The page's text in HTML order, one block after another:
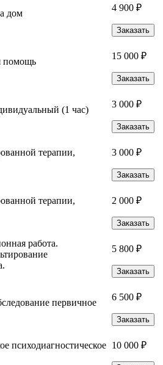
дом
4 900 ₽
Заказать
помощь
15 000 ₽
Заказать
(1 час)
3 000 ₽
Заказать
терапии,
3 000 ₽
Заказать
терапии,
2 000 ₽
Заказать
работа.
5 800 ₽
Заказать
первичное
6 500 ₽
Заказать
психодиагностическое 10 000 ₽